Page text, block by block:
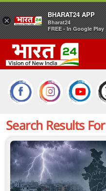
Search Results For
×
BHARAT24 APP
Bharat24
FREE - In Google Play